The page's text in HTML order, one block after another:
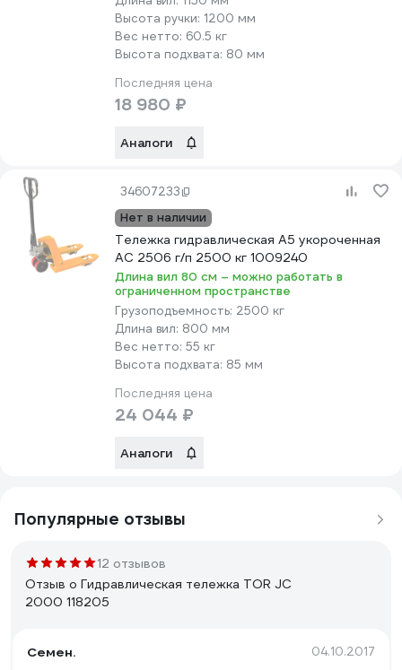
Высота ручки: 1200 мм
Вес нетто: 60.5 кг
Высота подхвата: 80 мм
Последняя цена
18 980 ₽
Аналоги
34607233
Нет в наличии
Тележка гидравлическая А5 укороченная
AC 2506 г/п 2500 кг 1009240
Длина вил 80 см – можно работать в
ограниченном пространстве
Грузоподъемность: 2500 кг
Длина вил: 800 мм
Вес нетто: 55 кг
Высота подхвата: 85 мм
Последняя цена
24 044 ₽
Аналоги
Популярные отзывы
12 отзывов
Отзыв о Гидравлическая тележка TOR JC
2000 118205
Семен. 04.10.2017